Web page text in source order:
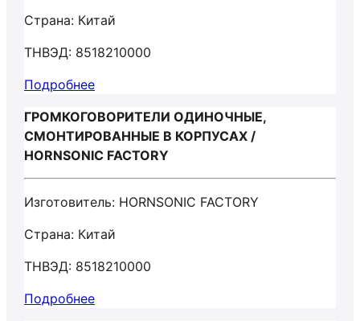
Страна: Китай
ТНВЭД: 8518210000
Подробнее
ГРОМКОГОВОРИТЕЛИ ОДИНОЧНЫЕ,
СМОНТИРОВАННЫЕ В КОРПУСАХ /
HORNSONIC FACTORY
Изготовитель: HORNSONIC FACTORY
Страна: Китай
ТНВЭД: 8518210000
Подробнее